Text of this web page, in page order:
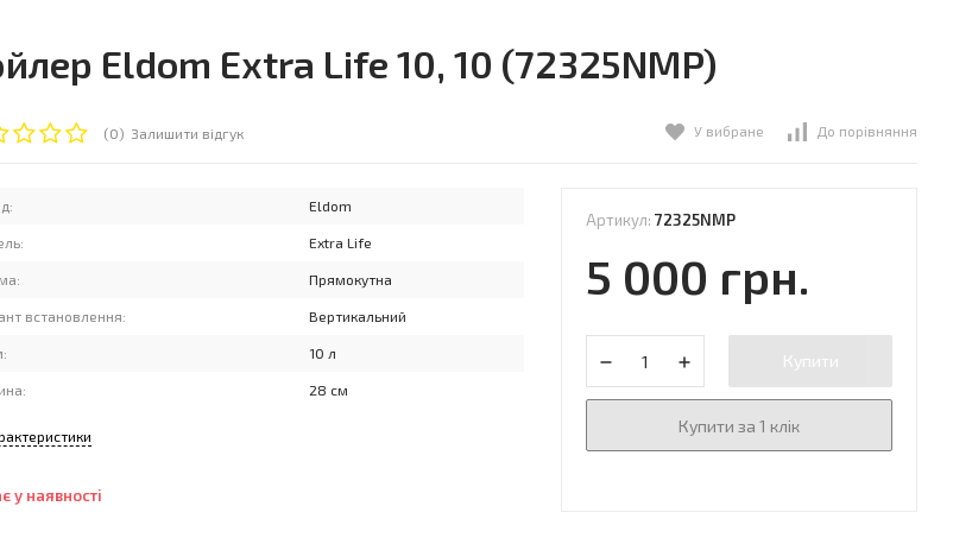
Eldom Extra Life 10, 10 (72325NMP)
(0) Залишити відгук У вибране До порівняння
Eldom
Extra Life
Прямокутна
встановлення: Вертикальний
10 л
28 см
у наявності
Артикул: 72325NMP
5 000 грн.
Купити
Купити за 1 клік